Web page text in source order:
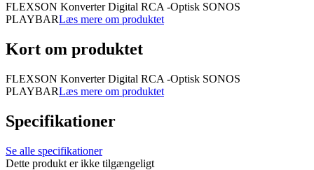
FLEXSON Konverter Digital RCA -Optisk SONOS
PLAYBARLæs mere om produktet
Kort om produktet
FLEXSON Konverter Digital RCA -Optisk SONOS
PLAYBARLæs mere om produktet
Specifikationer
Se alle specifikationer
Dette produkt er ikke tilgængeligt